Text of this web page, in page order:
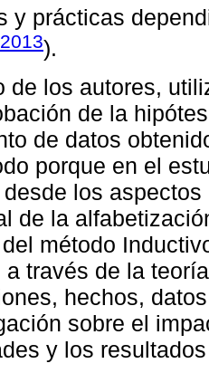
y prácticas
).
de los autores,
de la
de datos
porque en el
los
de la
método
a través de la
hechos,
sobre el
y los